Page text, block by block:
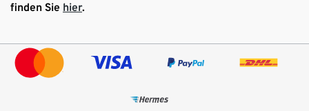
finden Sie hier.